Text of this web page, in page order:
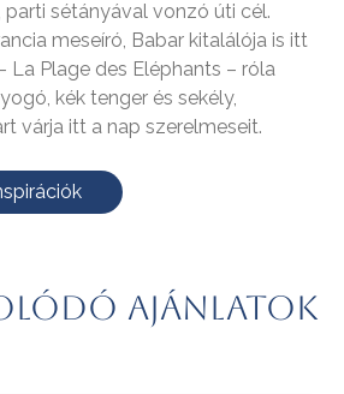
parti sétányával vonzó úti cél.
meseíró, Babar kitalálója is itt
La Plage des Eléphants – róla
kék tenger és sekély,
várja itt a nap szerelmeseit.
ajánlatok